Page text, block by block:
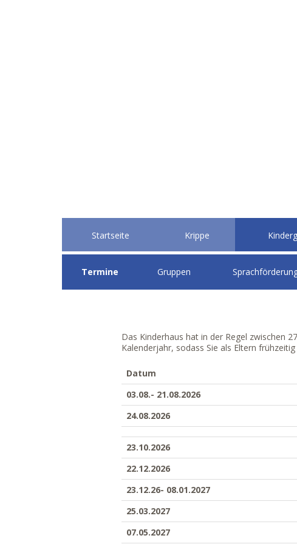
Startseite Krippe
Termine Gruppen
Das Kinderhaus hat in der Regel zwischen
Kalenderjahr, sodass Sie als Eltern
Datum
03.08.- 21.08.2026
24.08.2026
23.10.2026
22.12.2026
23.12.26- 08.01.2027
25.03.2027
07.05.2027